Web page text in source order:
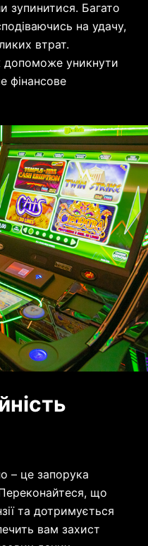
зупинитися. Багато
на удачу,
втрат.
допоможе уникнути
фінансове
– це запорука
що
та дотримується
вам захист